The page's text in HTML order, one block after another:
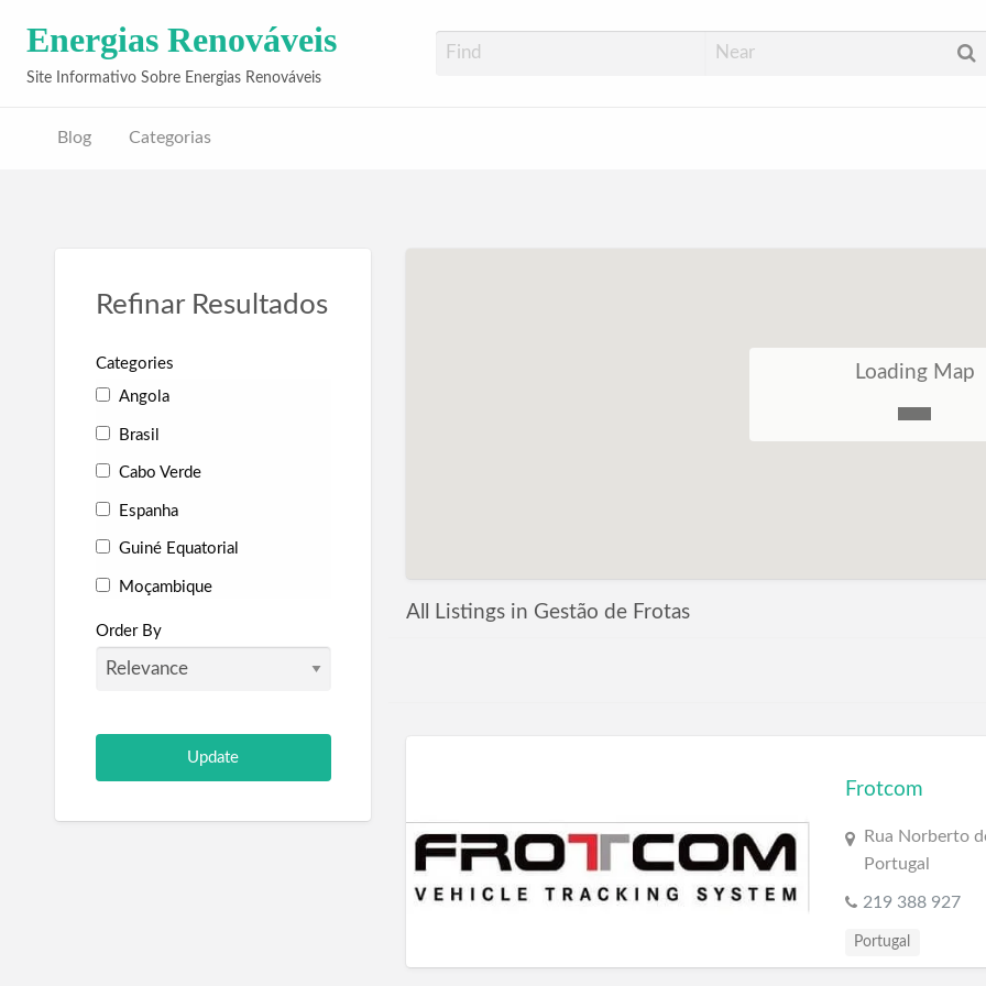
Energias Renováveis
Site Informativo Sobre Energias Renováveis
Blog Categorias
Refinar Resultados
Categories
Angola
Brasil
Cabo Verde
Espanha
Guiné Equatorial
Moçambique
Portugal
São Tomé e Príncipe
Order By
Loading Map
All Listings in Gestão de Frotas
Frotcom
Rua Norberto
Portugal
219 388 927
Portugal